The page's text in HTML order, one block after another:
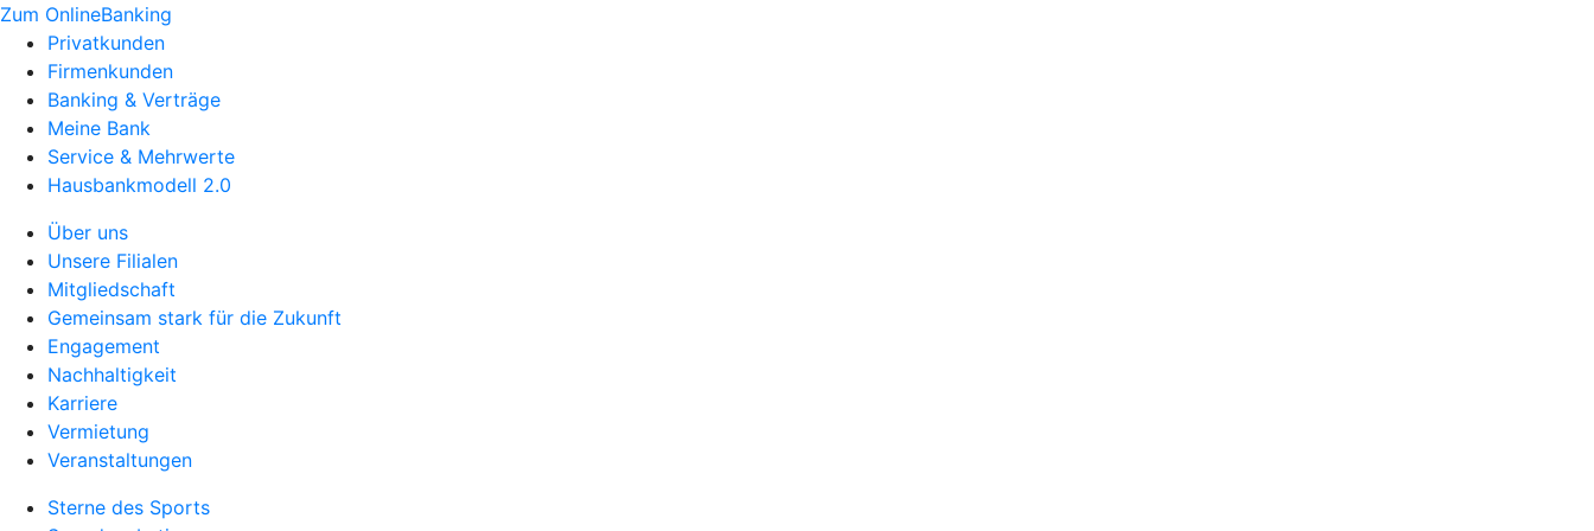
Zum OnlineBanking
Privatkunden
Firmenkunden
Banking & Verträge
Meine Bank
Service & Mehrwerte
Hausbankmodell 2.0
Über uns
Unsere Filialen
Mitgliedschaft
Gemeinsam stark für die Zukunft
Engagement
Nachhaltigkeit
Karriere
Vermietung
Veranstaltungen
Sterne des Sports